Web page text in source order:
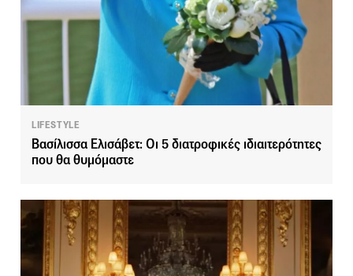
LIFESTYLE
Βασίλισσα Ελισάβετ: Οι 5 διατροφικές ιδιαιτερότητες
που θα θυμόμαστε